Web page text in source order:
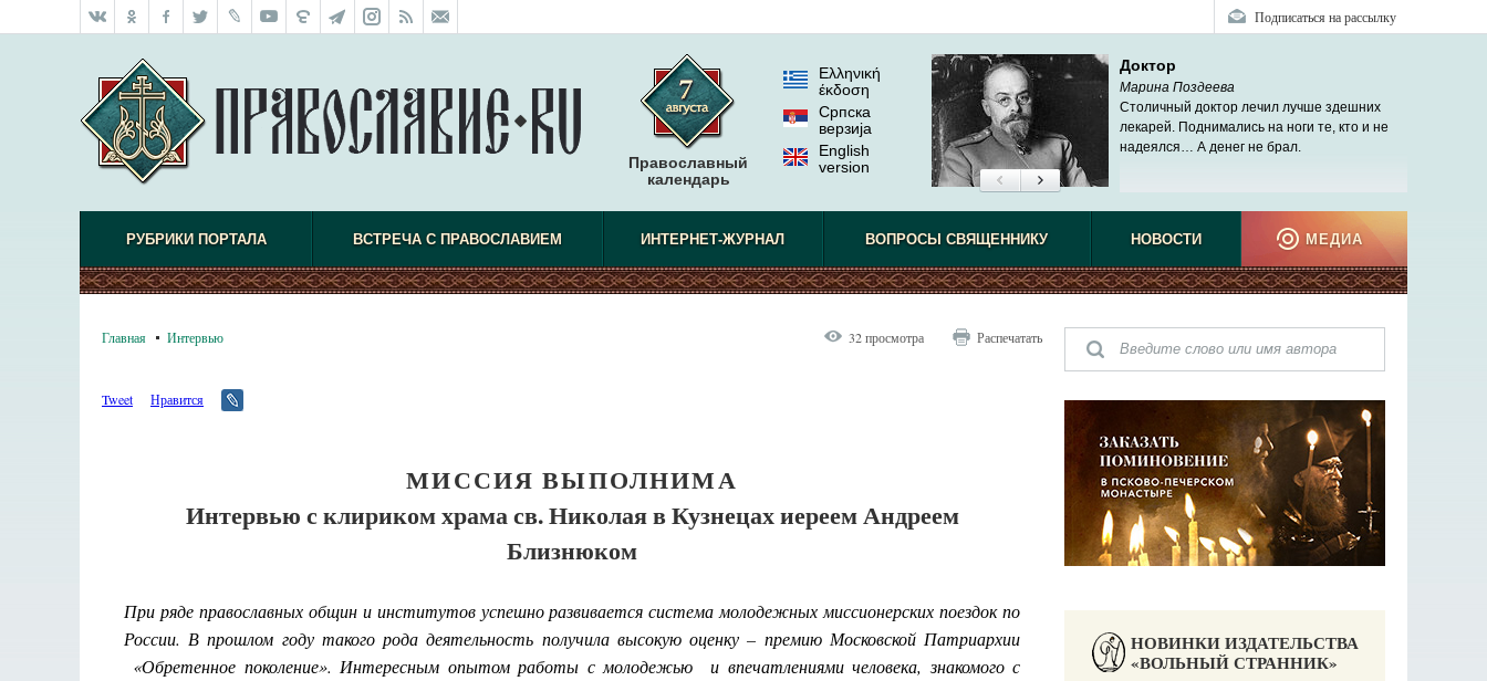
Подписаться на рассылку
Православный
календарь
Ελληνική
έκδοση
Српска
верзиjа
English
version
Доктор
Марина Поздеева
Столичный доктор лечил лучше здешних
лекарей. Поднимались на ноги те, кто и не
надеялся… А денег не брал.
РУБРИКИ ПОРТАЛА ВСТРЕЧА С ПРАВОСЛАВИЕМ ИНТЕРНЕТ-ЖУРНАЛ ВОПРОСЫ СВЯЩЕННИКУ НОВОСТИ МЕДИА
Главная Интервью 32 просмотра Распечатать
Tweet Нравится
МИССИЯ ВЫПОЛНИМА
Интервью с клириком храма св. Николая в Кузнецах иереем Андреем
Близнюком
При ряде православных общин и институтов успешно развивается система молодежных миссионерских поездок по
России. В прошлом году такого рода деятельность получила высокую оценку – премию Московской Патриархии
«Обретенное поколение». Интересным опытом работы с молодежью
и впечатлениями человека, знакомого с
НОВИНКИ ИЗДАТЕЛЬСТВА
«ВОЛЬНЫЙ СТРАННИК»